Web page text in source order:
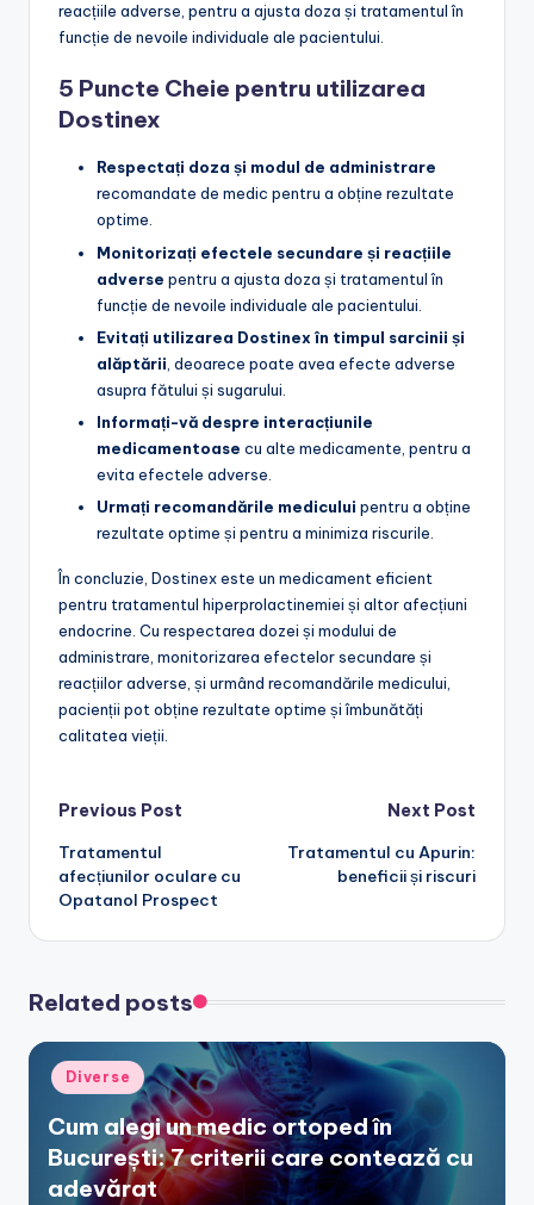
reacțiile adverse, pentru a ajusta doza și tratamentul în
funcție de nevoile individuale ale pacientului.
5 Puncte Cheie pentru utilizarea
Dostinex
Respectați doza și modul de administrare
recomandate de medic pentru a obține rezultate
optime.
Monitorizați efectele secundare și reacțiile
adverse pentru a ajusta doza și tratamentul în
funcție de nevoile individuale ale pacientului.
Evitați utilizarea Dostinex în timpul sarcinii și
alăptării , deoarece poate avea efecte adverse
asupra fătului și sugarului.
Informați-vă despre interacțiunile
medicamentoase cu alte medicamente, pentru a
evita efectele adverse.
Urmați recomandările medicului pentru a obține
rezultate optime și pentru a minimiza riscurile.
În concluzie, Dostinex este un medicament eficient
pentru tratamentul hiperprolactinemiei și altor afecțiuni
endocrine. Cu respectarea dozei și modului de
administrare, monitorizarea efectelor secundare și
reacțiilor adverse, și urmând recomandările medicului,
pacienții pot obține rezultate optime și îmbunătăți
calitatea vieții.
Post
navigation
Previous Post
Tratamentul
afecțiunilor oculare cu
Opatanol Prospect
Next Post
Tratamentul cu Apurin:
beneficii și riscuri
Related posts
Posted
in
Diverse
Cum alegi un medic ortoped în
București: 7 criterii care contează cu
adevărat